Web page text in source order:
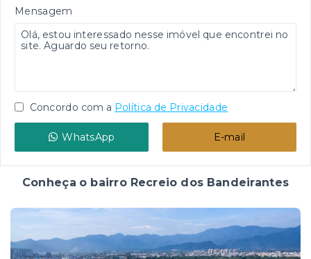
Mensagem
Concordo com a Política de Privacidade
WhatsApp E-mail
Conheça o bairro Recreio dos Bandeirantes